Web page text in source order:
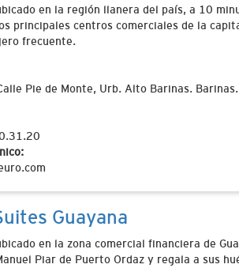
en la región llanera del país, a 10
principales centros comerciales de la
frecuente.
Pie de Monte, Urb. Alto Barinas.
Guayana
en la zona comercial financiera de
Piar de Puerto Ordaz y regala a sus